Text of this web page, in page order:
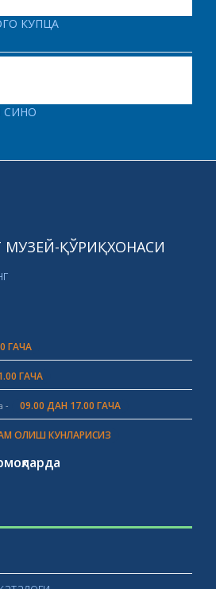
КУПЦА
СИНО
МУЗЕЙ-ҚЎРИҚХОНАСИ
ГАЧА
ГАЧА
- 09.00 ДАН 17.00 ГАЧА
ОЛИШ КУНЛАРИСИЗ